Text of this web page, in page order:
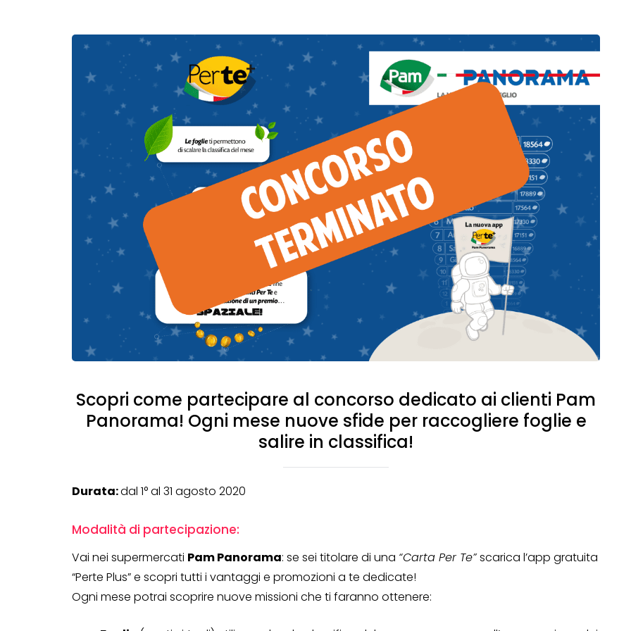
Scopri come partecipare al concorso dedicato ai clienti Pam
Panorama! Ogni mese nuove sfide per raccogliere foglie e
salire in classifica!
Durata:dal 1° al 31 agosto 2020
Modalità di partecipazione:
Vai nei supermercati Pam Panorama: se sei titolare di una “Carta Per Te”scarica l’app gratuita
“Perte Plus” e scopri tutti i vantaggi e promozioni a te dedicate!
Ogni mese potrai scoprire nuove missioni che ti faranno ottenere: